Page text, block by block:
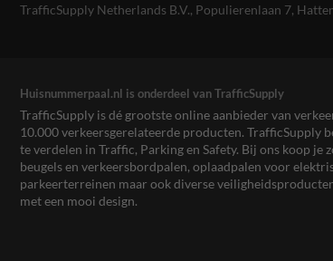
TrafficSupply Netherlands B.V., Populierenlaan 7,
Huisnummerpaal.nl is onderdeel van TrafficSupply
TrafficSupply is dé grootste online aanbieder van
10.000 verkeersgerelateerde producten. TrafficSupply
te verdelen in Traffic, Parking en Safety. Bij ons koop
beugels en verkeersbordpalen, oplaadpalen voor
parkeerterreinen maar ook diverse
met een mooi design.